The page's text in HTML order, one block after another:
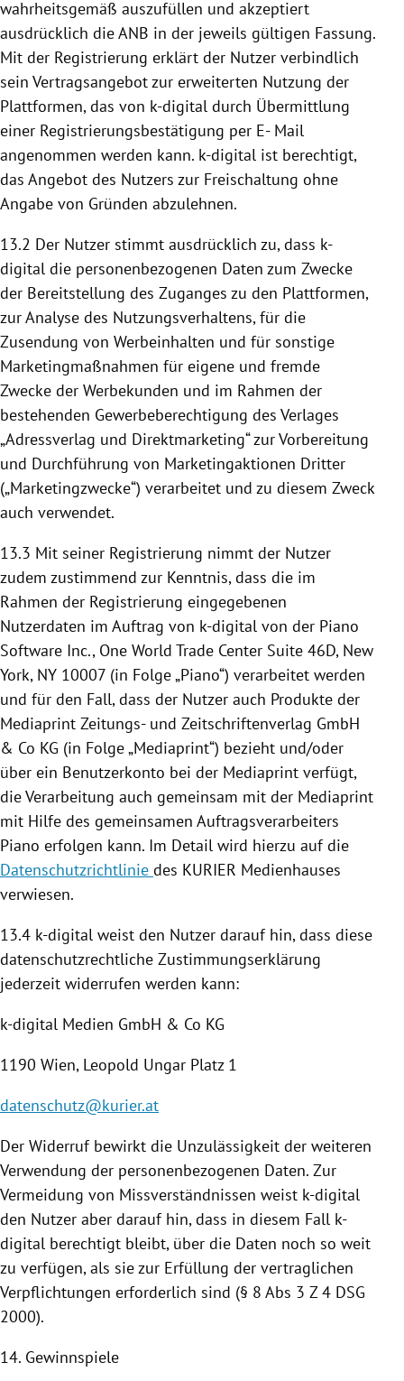
wahrheitsgemäß auszufüllen und akzeptiert
ausdrücklich die ANB in der jeweils gültigen Fassung.
Mit der Registrierung erklärt der Nutzer verbindlich
sein Vertragsangebot zur erweiterten Nutzung der
Plattformen, das von k-digital durch Übermittlung
einer Registrierungsbestätigung per E- Mail
angenommen werden kann. k-digital ist berechtigt,
das Angebot des Nutzers zur Freischaltung ohne
Angabe von Gründen abzulehnen.
13.2 Der Nutzer stimmt ausdrücklich zu, dass k-
digital die personenbezogenen Daten zum Zwecke
der Bereitstellung des Zuganges zu den Plattformen,
zur Analyse des Nutzungsverhaltens, für die
Zusendung von Werbeinhalten und für sonstige
Marketingmaßnahmen für eigene und fremde
Zwecke der Werbekunden und im Rahmen der
bestehenden Gewerbeberechtigung des Verlages
„Adressverlag und Direktmarketing“ zur Vorbereitung
und Durchführung von Marketingaktionen Dritter
(„Marketingzwecke“) verarbeitet und zu diesem Zweck
auch verwendet.
13.3 Mit seiner Registrierung nimmt der Nutzer
zudem zustimmend zur Kenntnis, dass die im
Rahmen der Registrierung eingegebenen
Nutzerdaten im Auftrag von k-digital von der Piano
Software Inc., One World Trade Center Suite 46D, New
York, NY 10007 (in Folge „Piano“) verarbeitet werden
und für den Fall, dass der Nutzer auch Produkte der
Mediaprint Zeitungs- und Zeitschriftenverlag GmbH
& Co KG (in Folge „Mediaprint“) bezieht und/oder
über ein Benutzerkonto bei der Mediaprint verfügt,
die Verarbeitung auch gemeinsam mit der Mediaprint
mit Hilfe des gemeinsamen Auftragsverarbeiters
Piano erfolgen kann. Im Detail wird hierzu auf die
Datenschutzrichtlinie des KURIER Medienhauses
verwiesen.
13.4 k-digital weist den Nutzer darauf hin, dass diese
datenschutzrechtliche Zustimmungserklärung
jederzeit widerrufen werden kann:
k-digital Medien GmbH & Co KG
1190 Wien, Leopold Ungar Platz 1
datenschutz@kurier.at
Der Widerruf bewirkt die Unzulässigkeit der weiteren
Verwendung der personenbezogenen Daten. Zur
Vermeidung von Missverständnissen weist k-digital
den Nutzer aber darauf hin, dass in diesem Fall k-
digital berechtigt bleibt, über die Daten noch so weit
zu verfügen, als sie zur Erfüllung der vertraglichen
Verpflichtungen erforderlich sind (§ 8 Abs 3 Z 4 DSG
2000).
14. Gewinnspiele